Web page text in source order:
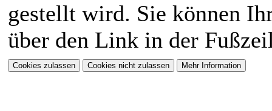
gestellt wird. Sie können
über den Link in der